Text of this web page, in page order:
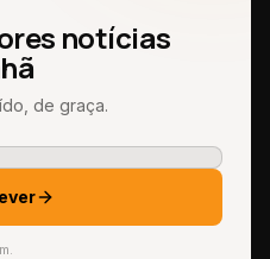
notícias
de graça.